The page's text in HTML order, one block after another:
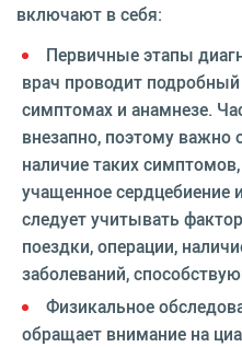
включают в себя:
Первичные этапы
врач проводит
симптомах и анамнезе.
внезапно, поэтому важно
наличие таких
учащенное сердцебиение
следует учитывать
поездки, операции,
заболеваний,
Физикальное
обращает внимание на